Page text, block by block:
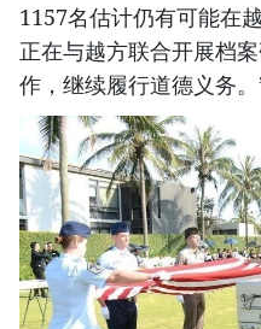
1157名估计仍有可能在
正在与越方联合开展档
作，继续履行道德义务。